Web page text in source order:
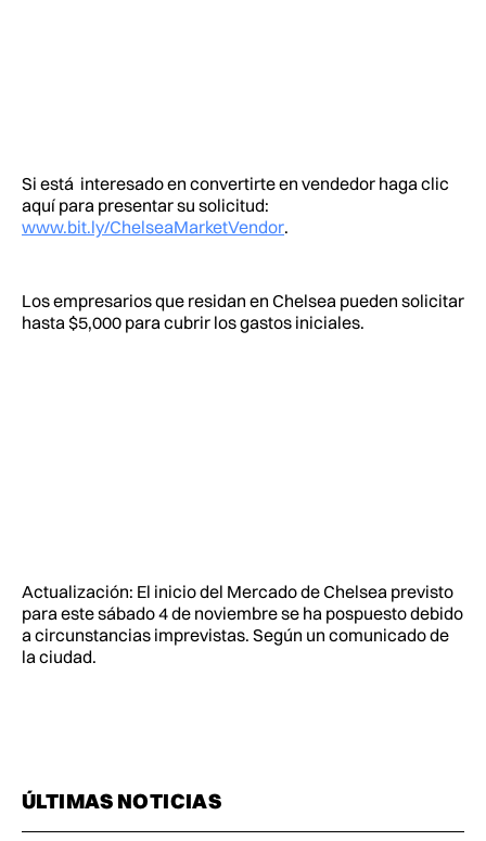
Si está interesado en convertirte en vendedor haga clic
aquí para presentar su solicitud:
www.bit.ly/ChelseaMarketVendor.
Los empresarios que residan en Chelsea pueden solicitar
hasta $5,000 para cubrir los gastos iniciales.
Actualización: El inicio del Mercado de Chelsea previsto
para este sábado 4 de noviembre se ha pospuesto debido
a circunstancias imprevistas. Según un comunicado de
la ciudad.
ÚLTIMAS NOTICIAS